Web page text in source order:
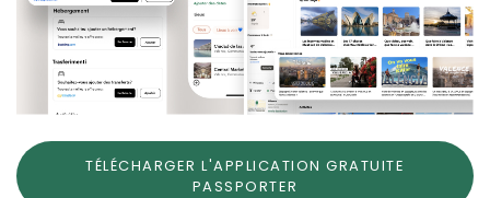
TÉLÉCHARGER L'APPLICATION GRATUITE
PASSPORTER